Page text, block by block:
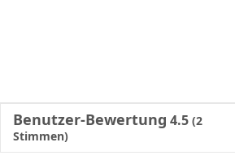
Benutzer-Bewertung 4.5 (2
Stimmen)